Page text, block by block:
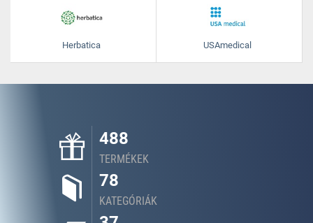
Herbatica USAmedical
488
TERMÉKEK
78
KATEGÓRIÁK